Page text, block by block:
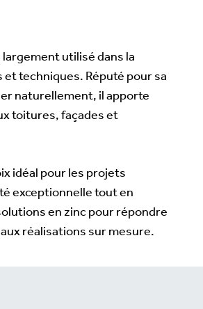
utilisé dans la
techniques. Réputé pour sa
naturellement, il apporte
toitures, façades et
idéal pour les projets
exceptionnelle tout en
en zinc pour répondre
réalisations sur mesure.